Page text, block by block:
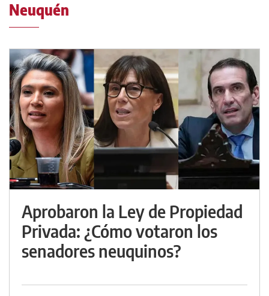
Neuquén
Aprobaron la Ley de Propiedad
Privada: ¿Cómo votaron los
senadores neuquinos?